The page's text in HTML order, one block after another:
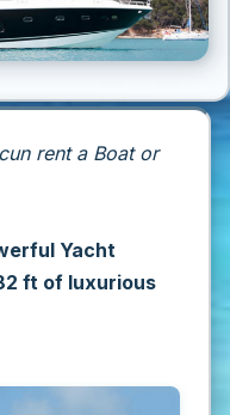
rent a Boat or
Yacht
ft of luxurious